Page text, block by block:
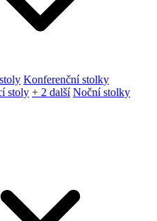
Konferenční stolky
stoly + 2 další Noční stolky